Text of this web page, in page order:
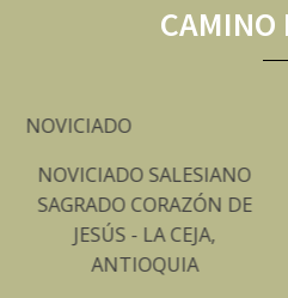
CAMINO
SALESIANO
DE
- LA CEJA,